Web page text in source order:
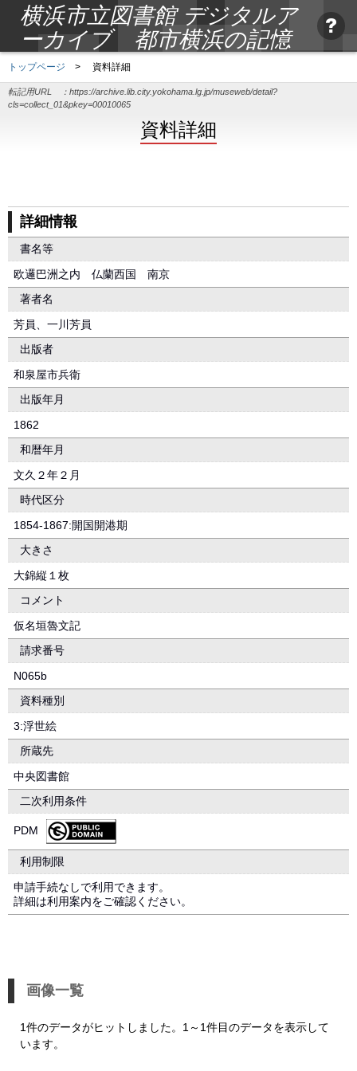
横浜市立図書館 デジタルア
ーカイブ 都市横浜の記憶
トップページ > 資料詳細
転記用URL ： https://archive.lib.city.yokohama.lg.jp/museweb/detail?
cls=collect_01&pkey=00010065
資料詳細
詳細情報
書名等
欧邏巴洲之内 仏蘭西国 南京
著者名
芳員、一川芳員
出版者
和泉屋市兵衛
出版年月
1862
和暦年月
文久２年２月
時代区分
1854-1867:開国開港期
大きさ
大錦縦１枚
コメント
仮名垣魯文記
請求番号
N065b
資料種別
3:浮世絵
所蔵先
中央図書館
二次利用条件
PDM
利用制限
申請手続なしで利用できます。
詳細は利用案内をご確認ください。
画像一覧
1件のデータがヒットしました。1～1件目のデータを表示して
います。